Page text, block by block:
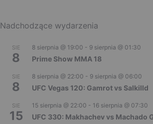
Nadchodzące wydarzenia
SIE
8
8 sierpnia @ 19:00 - 9 sierpnia @ 01:30
Prime Show MMA 18
SIE
8
8 sierpnia @ 22:00 - 9 sierpnia @ 06:00
UFC Vegas 120: Gamrot vs Salkilld
SIE
15
15 sierpnia @ 22:00 - 16 sierpnia @ 07:30
UFC 330: Makhachev vs Machado